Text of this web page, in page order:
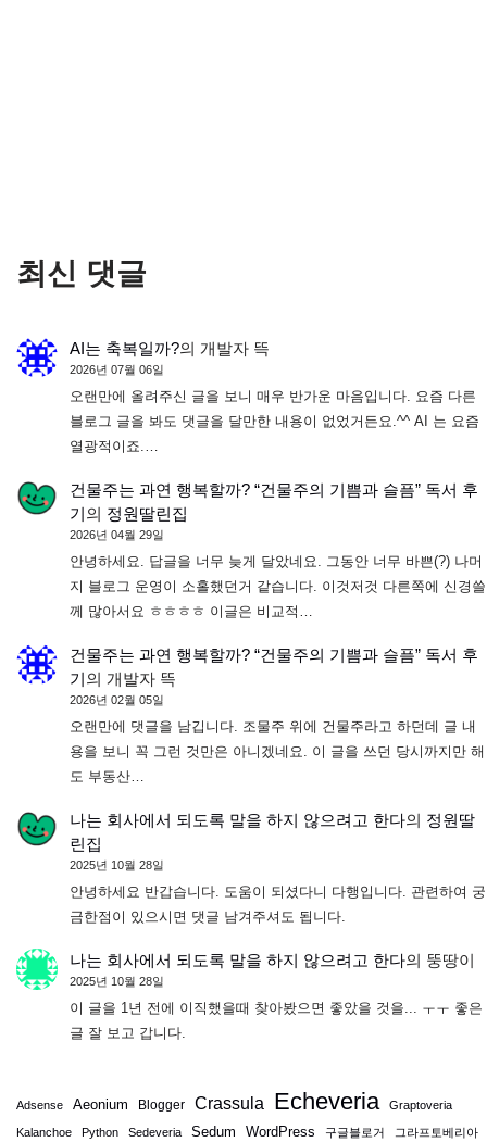
최신 댓글
AI는 축복일까?의 개발자 뜩
2026년 07월 06일
오랜만에 올려주신 글을 보니 매우 반가운 마음입니다. 요즘 다른
블로그 글을 봐도 댓글을 달만한 내용이 없었거든요.^^ AI 는 요즘
열광적이죠.…
건물주는 과연 행복할까? “건물주의 기쁨과 슬픔” 독서 후
기의 정원딸린집
2026년 04월 29일
안녕하세요. 답글을 너무 늦게 달았네요. 그동안 너무 바쁜(?) 나머
지 블로그 운영이 소홀했던거 같습니다. 이것저것 다른쪽에 신경쓸
께 많아서요 ㅎㅎㅎㅎ 이글은 비교적…
건물주는 과연 행복할까? “건물주의 기쁨과 슬픔” 독서 후
기의 개발자 뜩
2026년 02월 05일
오랜만에 댓글을 남깁니다. 조물주 위에 건물주라고 하던데 글 내
용을 보니 꼭 그런 것만은 아니겠네요. 이 글을 쓰던 당시까지만 해
도 부동산…
나는 회사에서 되도록 말을 하지 않으려고 한다의 정원딸
린집
2025년 10월 28일
안녕하세요 반갑습니다. 도움이 되셨다니 다행입니다. 관련하여 궁
금한점이 있으시면 댓글 남겨주셔도 됩니다.
나는 회사에서 되도록 말을 하지 않으려고 한다의 뚱땅이
2025년 10월 28일
이 글을 1년 전에 이직했을때 찾아봤으면 좋았을 것을... ㅜㅜ 좋은
글 잘 보고 갑니다.
Adsense Aeonium Blogger Crassula Echeveria Graptoveria
Kalanchoe Python Sedeveria Sedum WordPress 구글블로거 그라프토베리아